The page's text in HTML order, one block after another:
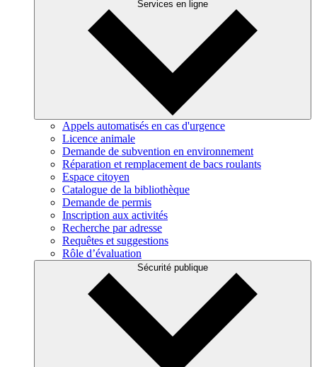
Services en ligne
Appels automatisés en cas d'urgence
Licence animale
Demande de subvention en environnement
Réparation et remplacement de bacs roulants
Espace citoyen
Catalogue de la bibliothèque
Demande de permis
Inscription aux activités
Recherche par adresse
Requêtes et suggestions
Rôle d’évaluation
Sécurité publique